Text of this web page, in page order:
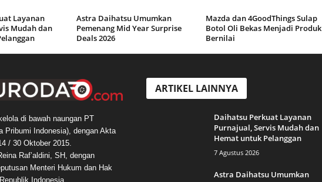
Layanan
Mudah dan
Astra Daihatsu Umumkan
Pemenang Mid Year Surprise
Deals 2026
Mazda dan 4GoodThings Sulap
Botol Oli Bekas Menjadi Produk
Bernilai
di bawah naungan PT
Pribumi Indonesia), dengan Akta
/ 30 Oktober 2015.
Raf’aldini, SH, dengan
Menteri Hukum dan Hak
Indonesia.
ARTIKEL LAINNYA
Daihatsu Perkuat Layanan
Purnajual, Servis Mudah dan
Hemat untuk Pelanggan
7 Agustus 2026
Astra Daihatsu Umumkan